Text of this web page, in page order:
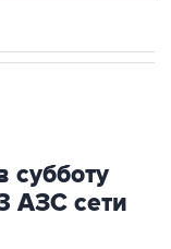
субботу
АЗС сети